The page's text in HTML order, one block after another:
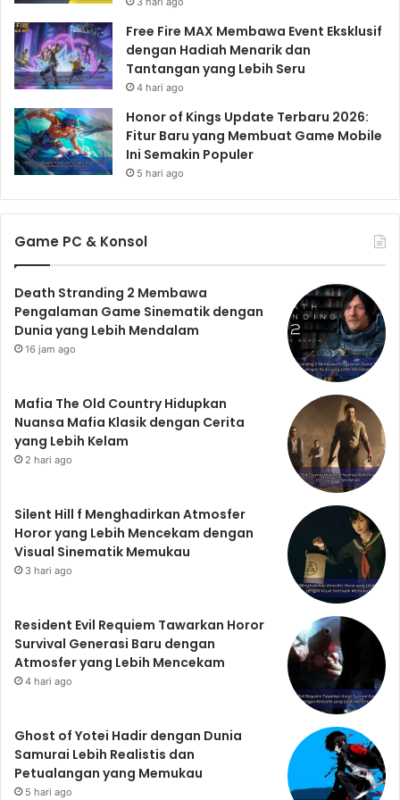
Kesimpulan: Era Baru
Petualangan Aneh nan
Memikat
Pengumuman
era baru dalam petualangan aneh nan memikat yang
diciptakan oleh Hideo Kojima. Dengan peningkatan
grafis, mekanisme gameplay yang lebih canggih, dan
cerita yang menjanjikan,Death Stranding 2berpotensi
sepanjang masa. Kita hanya perlu menunggu dengan
sabar untuk melihat apa yang akan ditawarkan oleh
game ini dan merasakan sendiri pengalaman bermain
game yang unik dan tak terlupakan.
Free Fire MAX Membawa Event Eksklusif
dengan Hadiah Menarik dan
Tantangan yang Lebih Seru
4 hari ago
Honor of Kings Update Terbaru 2026:
Fitur Baru yang Membuat Game Mobile
Ini Semakin Populer
5 hari ago
Game PC & Konsol
Death Stranding 2 Membawa
Pengalaman Game Sinematik dengan
Dunia yang Lebih Mendalam
16 jam ago
Mafia The Old Country Hidupkan
Nuansa Mafia Klasik dengan Cerita
yang Lebih Kelam
2 hari ago
Silent Hill f Menghadirkan Atmosfer
Horor yang Lebih Mencekam dengan
Visual Sinematik Memukau
3 hari ago
Resident Evil Requiem Tawarkan Horor
Survival Generasi Baru dengan
Atmosfer yang Lebih Mencekam
4 hari ago
Ghost of Yotei Hadir dengan Dunia
Samurai Lebih Realistis dan
Petualangan yang Memukau
5 hari ago